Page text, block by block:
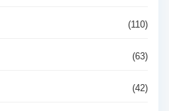
(110)
(63)
(42)